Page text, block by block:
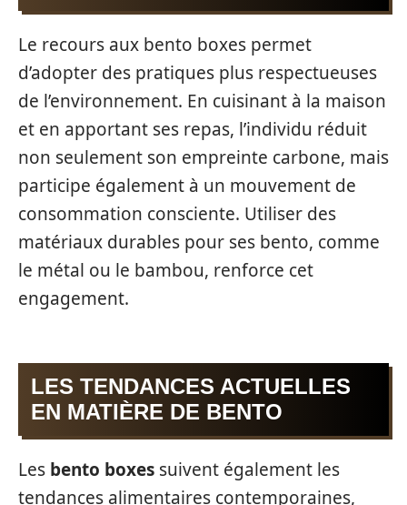
Le recours aux bento boxes permet
d’adopter des pratiques plus respectueuses
de l’environnement. En cuisinant à la maison
et en apportant ses repas, l’individu réduit
non seulement son empreinte carbone, mais
participe également à un mouvement de
consommation consciente. Utiliser des
matériaux durables pour ses bento, comme
le métal ou le bambou, renforce cet
engagement.
LES TENDANCES ACTUELLES
EN MATIÈRE DE BENTO
Les bento boxes suivent également les
tendances alimentaires contemporaines,